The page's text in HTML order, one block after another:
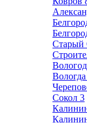
Старый
Вологда
Сокол 3